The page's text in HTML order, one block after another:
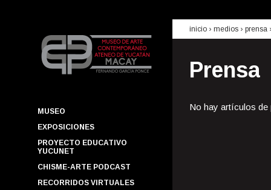
MUSEO
EXPOSICIONES
PROYECTO EDUCATIVO
YUCUNET
CHISME-ARTE PODCAST
RECORRIDOS VIRTUALES
inicio › medios › prensa
Prensa
No hay artículos de